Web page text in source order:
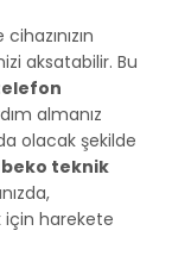
aksatabilir. Bu
almanız
olacak şekilde
beko teknik
için harekete